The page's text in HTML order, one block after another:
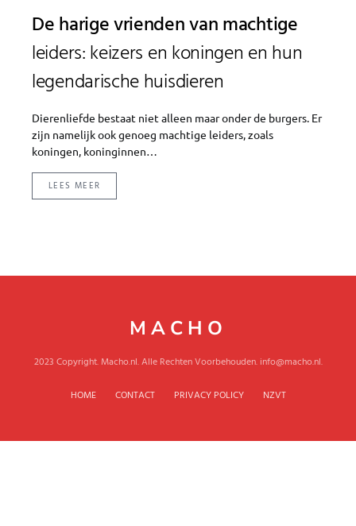
De harige vrienden van machtige
leiders: keizers en koningen en hun
legendarische huisdieren
Dierenliefde bestaat niet alleen maar onder de burgers. Er
zijn namelijk ook genoeg machtige leiders, zoals
koningen, koninginnen…
LEES MEER
MACHO
2023 Copyright. Macho.nl. Alle Rechten Voorbehouden. info@macho.nl.
HOME CONTACT PRIVACY POLICY NZVT